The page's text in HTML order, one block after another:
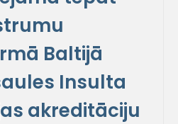
Baltijā
Insulta
akreditāciju